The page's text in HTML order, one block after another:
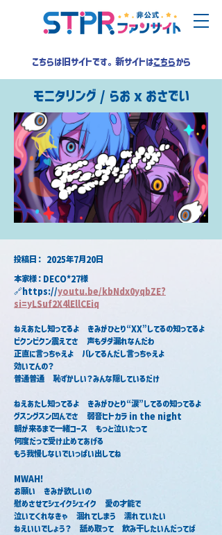
こちらは旧サイトです。新サイトはこちらから
モニタリング / らお x おさでい
2025年7月20日
​投稿日：
本家様：DECO*27様
🔗https://youtu.be/kbNdx0yqbZE?
si=yLSuf2X4lEllCEiq
ねえあたし知ってるよ　きみがひとり“XX”してるの知ってるよ
ビクンビクン震えてさ　声もダダ漏れなんだわ
正直に言っちゃえよ　バレてるんだし言っちゃえよ
効いてんの？
普通普通　恥ずかしい？みんな隠しているだけ
ねえあたし知ってるよ　きみがひとり“涙”してるの知ってるよ
グスングスン凹んでさ　弱音ヒトカラ in the night
朝が来るまで一緒コース　もっと泣いたって
何度だって受け止めてあげる
もう我慢しないでいっぱい出してね
MWAH!
お願い　きみが欲しいの
慰めさせてシェイクシェイク　愛の才能で
泣いてくれなきゃ　涸れてしまう　濡れていたい
ねえいいでしょう？　舐め取って　飲み干したいんだってば